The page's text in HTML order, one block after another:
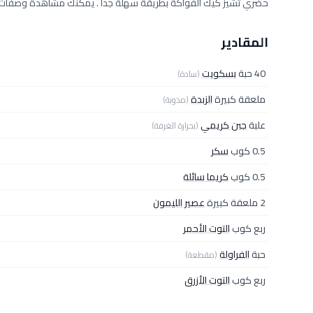
المقادير
40 حبة بسكويت(سادة)
ملعقة كبيرةالزبدة(مذوبة)
علبةجبن كريمي (بحرارة الغرفة)
0.5 كوب
سكر
0.5 كوب
كريما سائلة
2 ملعقة كبيرة
عصير الليمون
ربع كوبالتوت الأحمر
حبةالفراولة(مقطعة)
ربع كوبالتوت الأزرق